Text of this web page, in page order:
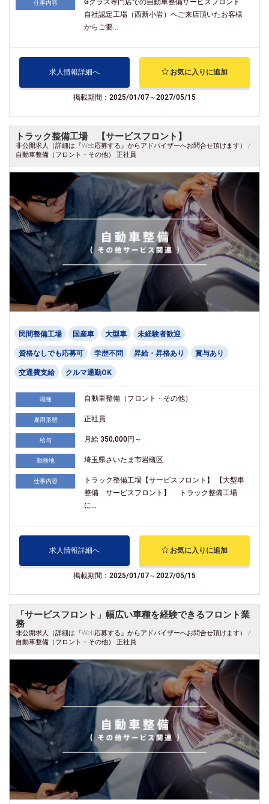
仕事内容
自社認定工場（西新小岩）へご来店頂いたお客様
からご要...
求人情報詳細へ お気に入りに追加
掲載期間：2025/01/07～2027/05/15
トラック整備工場 【サービスフロント】
非公開求人（詳細は『Web応募する』からアドバイザーへお問合せ頂けます） /
自動車整備（フロント・その他） 正社員
民間整備工場 国産車 大型車 未経験者歓迎
資格なしでも応募可 学歴不問 昇給・昇格あり 賞与あり
交通費支給 クルマ通勤OK
職種 自動車整備（フロント・その他）
雇用形態 正社員
給与 月給 350,000円～
勤務地 埼玉県さいたま市岩槻区
仕事内容
トラック整備工場【サービスフロント】 【大型車
整備 サービスフロント】 トラック整備工場
に...
求人情報詳細へ お気に入りに追加
掲載期間：2025/01/07～2027/05/15
「サービスフロント」幅広い車種を経験できるフロント業
務
非公開求人（詳細は『Web応募する』からアドバイザーへお問合せ頂けます） /
自動車整備（フロント・その他） 正社員